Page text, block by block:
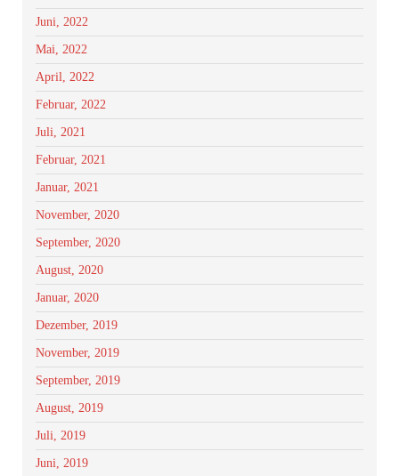
Juni, 2022
Mai, 2022
April, 2022
Februar, 2022
Juli, 2021
Februar, 2021
Januar, 2021
November, 2020
September, 2020
August, 2020
Januar, 2020
Dezember, 2019
November, 2019
September, 2019
August, 2019
Juli, 2019
Juni, 2019